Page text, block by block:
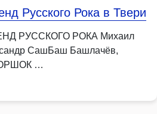
Русского Рока в Твери
РУССКОГО РОКА Михаил
СашБаш Башлачёв,
…